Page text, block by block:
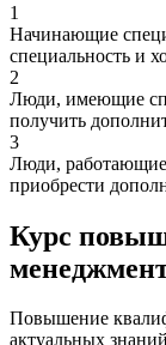
1
Начинающие
специальность и
2
Люди, имеющие
получить
3
Люди, работающие
приобрести
Курс
Повышение
актуальных